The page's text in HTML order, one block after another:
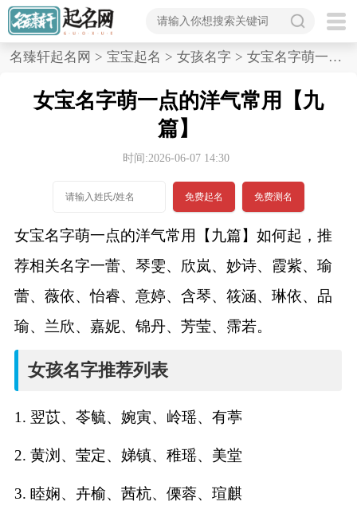
首
名
女孩名字
打
分
名臻轩起名网 > 宝宝起名 > 女孩名字 > 女宝名字萌一点的洋气常用,九篇
女宝名字萌一点的洋气常用【九
篇】
时间:2026-06-07 14:30
免费起名 免费测名
女宝名字萌一点的洋气常用【九篇】如何起，推
荐相关名字一蕾、琴雯、欣岚、妙诗、霞紫、瑜
蕾、薇依、怡睿、意婷、含琴、筱涵、琳依、品
瑜、兰欣、嘉妮、锦丹、芳莹、霈若。
女孩名字推荐列表
1. 翌苡、苓毓、婉寅、岭瑶、有葶
2. 黄浏、莹定、娣镇、稚瑶、美堂
3. 睦娴、卉榆、茜杭、傈蓉、瑄麒